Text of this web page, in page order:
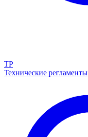
ТР
Технические регламенты